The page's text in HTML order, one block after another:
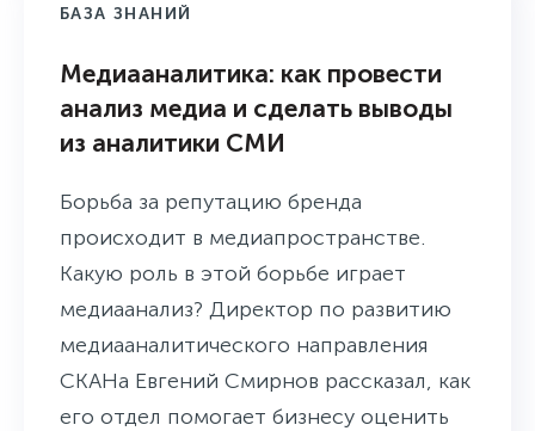
БАЗА ЗНАНИЙ
Медиааналитика: как провести
анализ медиа и сделать выводы
из аналитики СМИ
Борьба за репутацию бренда
происходит в медиапространстве.
Какую роль в этой борьбе играет
медиаанализ? Директор по развитию
медиааналитического направления
СКАНа Евгений Смирнов рассказал, как
его отдел помогает бизнесу оценить